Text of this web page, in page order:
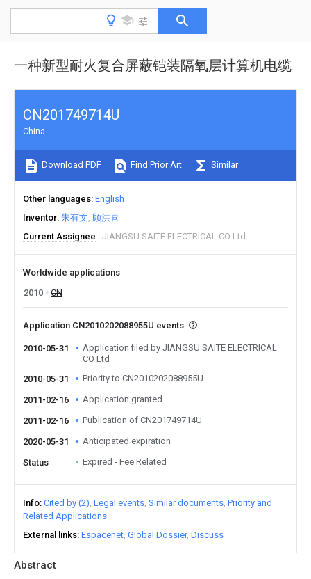
一种新型耐火复合屏蔽铠装隔氧层计算机电缆
Abstract
CN201749714U
China
Download PDF Find Prior Art Similar
Other languages English
Inventor 朱有文 顾洪喜
Current Assignee
JIANGSU SAITE ELECTRICAL CO Ltd
Worldwide applications
2010
CN
Application CN2010202088955U events
2010-05-31
Application filed by JIANGSU SAITE ELECTRICAL
CO Ltd
2010-05-31
Priority to CN2010202088955U
2011-02-16 Application granted
2011-02-16 Publication of CN201749714U
2020-05-31 Anticipated expiration
Status Expired - Fee Related
Info Cited by (2) Legal events Similar documents Priority and
Related Applications
External links Espacenet Global Dossier Discuss